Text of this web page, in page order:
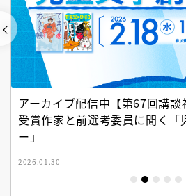
アーカイブ配信中【第67回講談
受賞作家と前選考委員に聞く「
ー」
2026.01.30